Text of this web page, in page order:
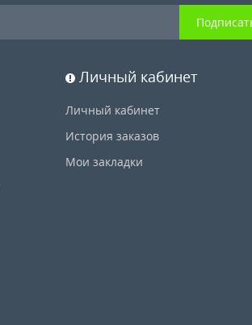
Личный кабинет
Личный кабинет
История заказов
Мои закладки